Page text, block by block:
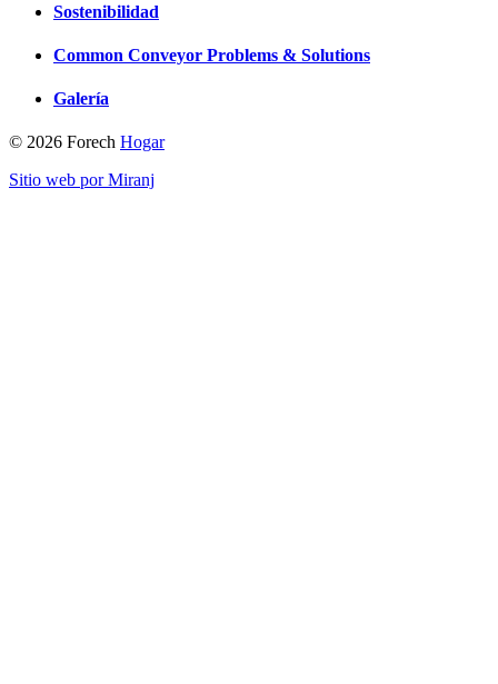
Sostenibilidad
Common Conveyor Problems & Solutions
Galería
© 2026 Forech Hogar
Sitio web por Miranj